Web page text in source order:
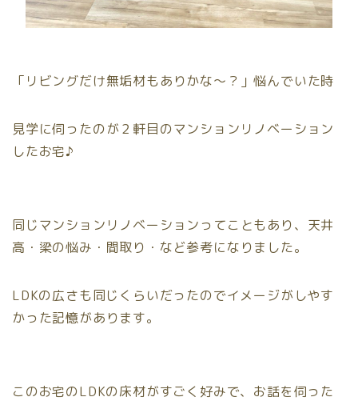
「リビングだけ無垢材もありかな〜？」悩んでいた時
見学に伺ったのが２軒目のマンションリノベーション
したお宅♪
同じマンションリノベーションってこともあり、天井
高・梁の悩み・間取り・など参考になりました。
LDKの広さも同じくらいだったのでイメージがしやす
かった記憶があります。
このお宅のLDKの床材がすごく好みで、お話を伺った